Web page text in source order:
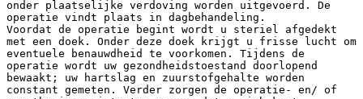
onder plaatselijke verdoving worden uitgevoerd. De
operatie vindt plaats in dagbehandeling.
Voordat de operatie begint wordt u steriel afgedekt
met een doek. Onder deze doek krijgt u frisse lucht om
eventuele benauwdheid te voorkomen. Tijdens de
operatie wordt uw gezondheidstoestand doorlopend
bewaakt; uw hartslag en zuurstofgehalte worden
constant gemeten. Verder zorgen de operatie- en/ of